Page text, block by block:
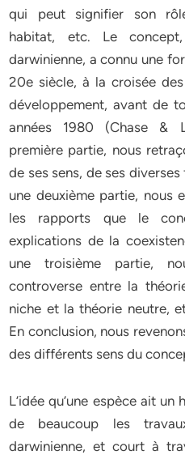
qui peut signifier son
habitat, etc. Le
darwinienne, a connu une
20e siècle, à la croisée
développement, avant de
années 1980 (Chase &
première partie, nous
de ses sens, de ses
une deuxième partie, nous
les rapports que le
explications de la
une troisième partie,
controverse entre la
niche et la théorie neutre,
En conclusion, nous
des différents sens du
L’idée qu’une espèce ait
de beaucoup les
darwinienne, et court à